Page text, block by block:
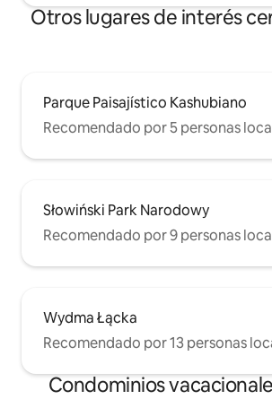
Otros lugares de interés
Parque Paisajístico Kashubiano
Recomendado por 5 personas
Słowiński Park Narodowy
Recomendado por 9 personas
Wydma Łącka
Recomendado por 13 personas
Condominios